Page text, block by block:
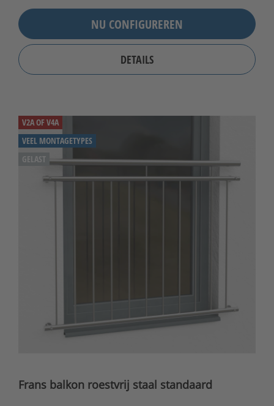
NU CONFIGUREREN
DETAILS
V2A OF V4A
VEEL MONTAGETYPES
GELAST
Frans balkon roestvrij staal standaard